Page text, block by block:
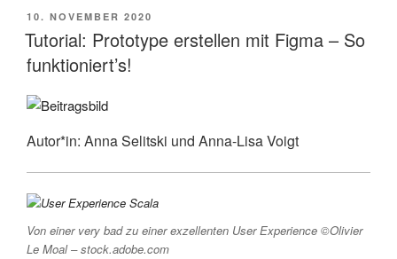
VERÖFFENTLICHT
AM
10. NOVEMBER 2020
Tutorial: Prototype erstellen mit Figma – So
funktioniert’s!
Autor*in: Anna Selitski und Anna-Lisa Voigt
Von einer very bad zu einer exzellenten User Experience ©Olivier
Le Moal – stock.adobe.com